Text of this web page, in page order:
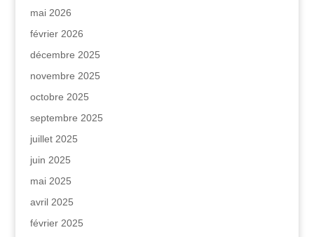
mai 2026
février 2026
décembre 2025
novembre 2025
octobre 2025
septembre 2025
juillet 2025
juin 2025
mai 2025
avril 2025
février 2025